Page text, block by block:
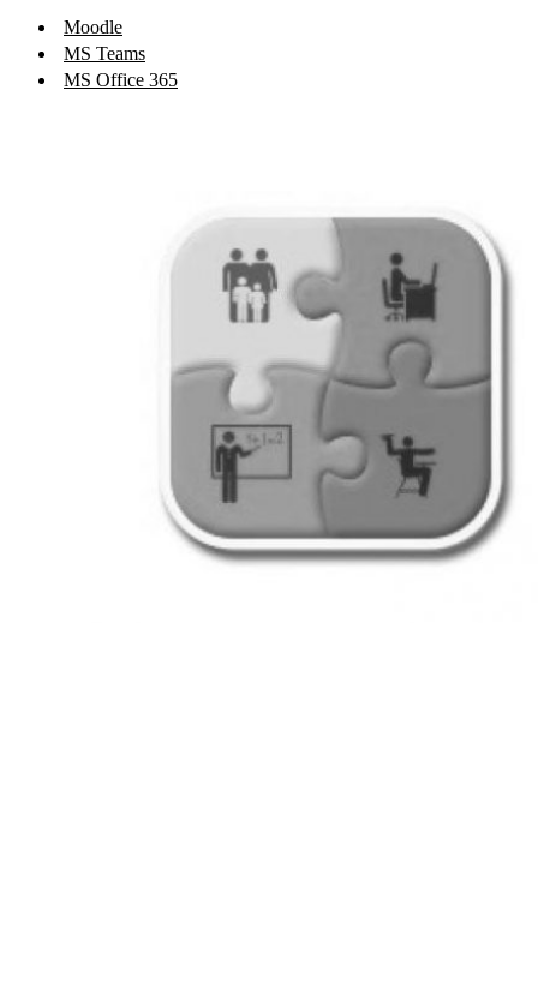
Moodle
MS Teams
MS Office 365